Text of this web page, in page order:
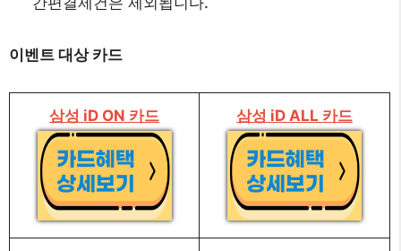
이벤트 대상 카드
삼성 iD ON 카드 삼성 iD ALL 카드